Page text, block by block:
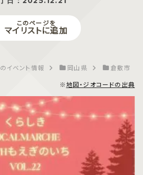
このページを
マイリストに追加
イベント情報 岡山県
倉敷市
※地図・ジオコードの出典